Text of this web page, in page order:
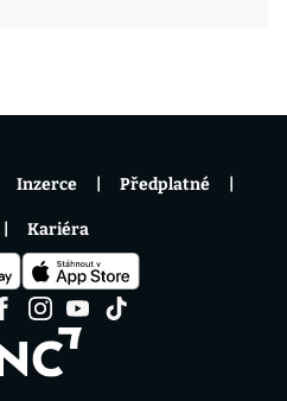
Inzerce Předplatné
Kariéra